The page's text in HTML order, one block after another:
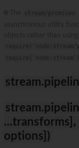
options])